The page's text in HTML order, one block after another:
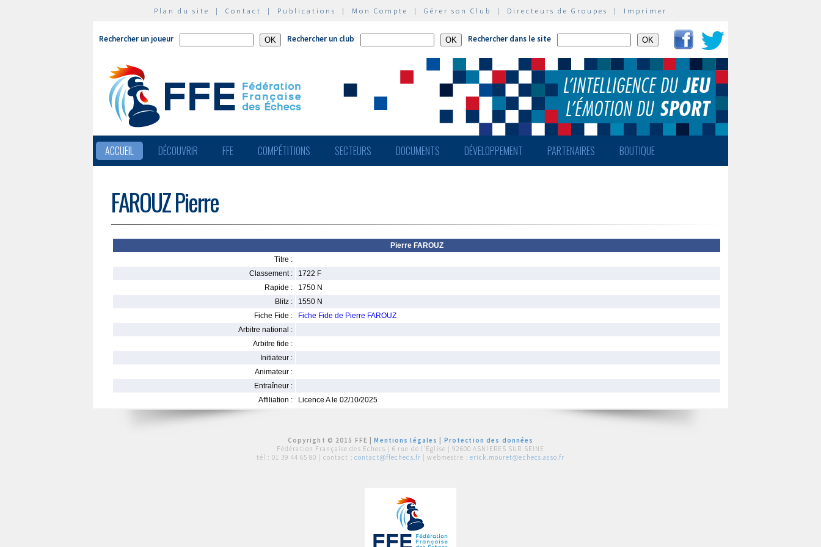
Plan du site | Contact | Publications | Mon Compte | Gérer son Club | Directeurs de Groupes | Imprimer
Rechercher un joueur Rechercher un club Rechercher dans le site
ACCUEIL DÉCOUVRIR FFE COMPÉTITIONS SECTEURS DOCUMENTS DÉVELOPPEMENT PARTENAIRES BOUTIQUE
FAROUZ Pierre
Pierre FAROUZ
Titre :
Classement :
1722 F
Rapide :
1750 N
Blitz :
1550 N
Fiche Fide :
Fiche Fide de Pierre FAROUZ
Arbitre national :
Arbitre fide :
Initiateur :
Animateur :
Entraîneur :
Affiliation :
Licence A le 02/10/2025
Copyright © 2015 FFE |Mentions légales
Protection des données
Fédération Française des Echecs | 6 rue de l'Eglise | 92600 ASNIERES SUR SEINE
tél : 01 39 44 65 80 | contact : contact@ffechecs.fr | webmestre : erick.mouret@echecs.asso.fr